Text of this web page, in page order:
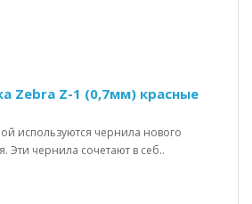
Zebra Z-1 (0,7мм) красные
используются чернила нового
Эти чернила сочетают в себ..